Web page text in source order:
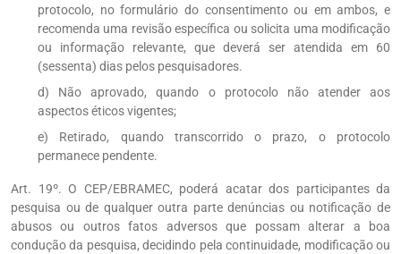
protocolo, no formulário do consentimento ou em ambos, e
recomenda uma revisão específica ou solicita uma modificação
ou informação relevante, que deverá ser atendida em 60
(sessenta) dias pelos pesquisadores.
d) Não aprovado, quando o protocolo não atender aos
aspectos éticos vigentes;
e) Retirado, quando transcorrido o prazo, o protocolo
permanece pendente.
Art. 19º. O CEP/EBRAMEC, poderá acatar dos participantes da
pesquisa ou de qualquer outra parte denúncias ou notificação de
abusos ou outros fatos adversos que possam alterar a boa
condução da pesquisa, decidindo pela continuidade, modificação ou